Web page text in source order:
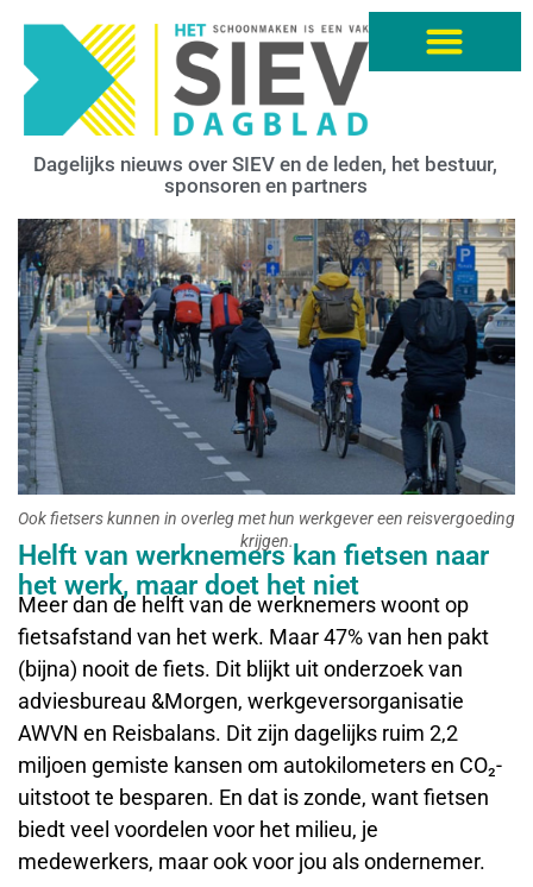
Dagelijks nieuws over SIEV en de leden, het bestuur,
sponsoren en partners
Ook fietsers kunnen in overleg met hun werkgever een reisvergoeding
krijgen.
Helft van werknemers kan fietsen naar
het werk, maar doet het niet
Meer dan de helft van de werknemers woont op
fietsafstand van het werk. Maar 47% van hen pakt
(bijna) nooit de fiets. Dit blijkt uit onderzoek van
adviesbureau &Morgen, werkgeversorganisatie
AWVN en Reisbalans. Dit zijn dagelijks ruim 2,2
miljoen gemiste kansen om autokilometers en CO₂-
uitstoot te besparen. En dat is zonde, want fietsen
biedt veel voordelen voor het milieu, je
medewerkers, maar ook voor jou als ondernemer.